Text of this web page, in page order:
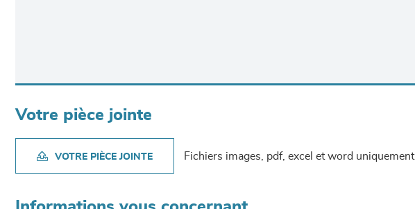
Votre pièce jointe
VOTRE PIÈCE JOINTE Fichiers images, pdf, excel et word uniquement